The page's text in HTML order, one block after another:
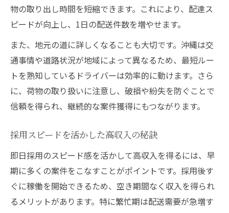
物の取り出し時間を短縮できます。これにより、配達ス
ピードが向上し、1日の配送件数を増やせます。
また、地元の道に詳しくなることも大切です。沖縄は交
通事情や道路状況が地域によって異なるため、最短ルー
トを熟知しているドライバーは効率的に動けます。さら
に、荷物の取り扱いに注意し、破損や紛失を防ぐことで
信頼を得られ、継続的な案件獲得にもつながります。
採用スピードを活かした高収入の秘訣
即日採用のスピード感を活かして高収入を得るには、早
期に多くの案件をこなすことがポイントです。採用後す
ぐに稼働を開始できるため、空き期間なく収入を得られ
るメリットがあります。特に繁忙期は配送需要が急増す